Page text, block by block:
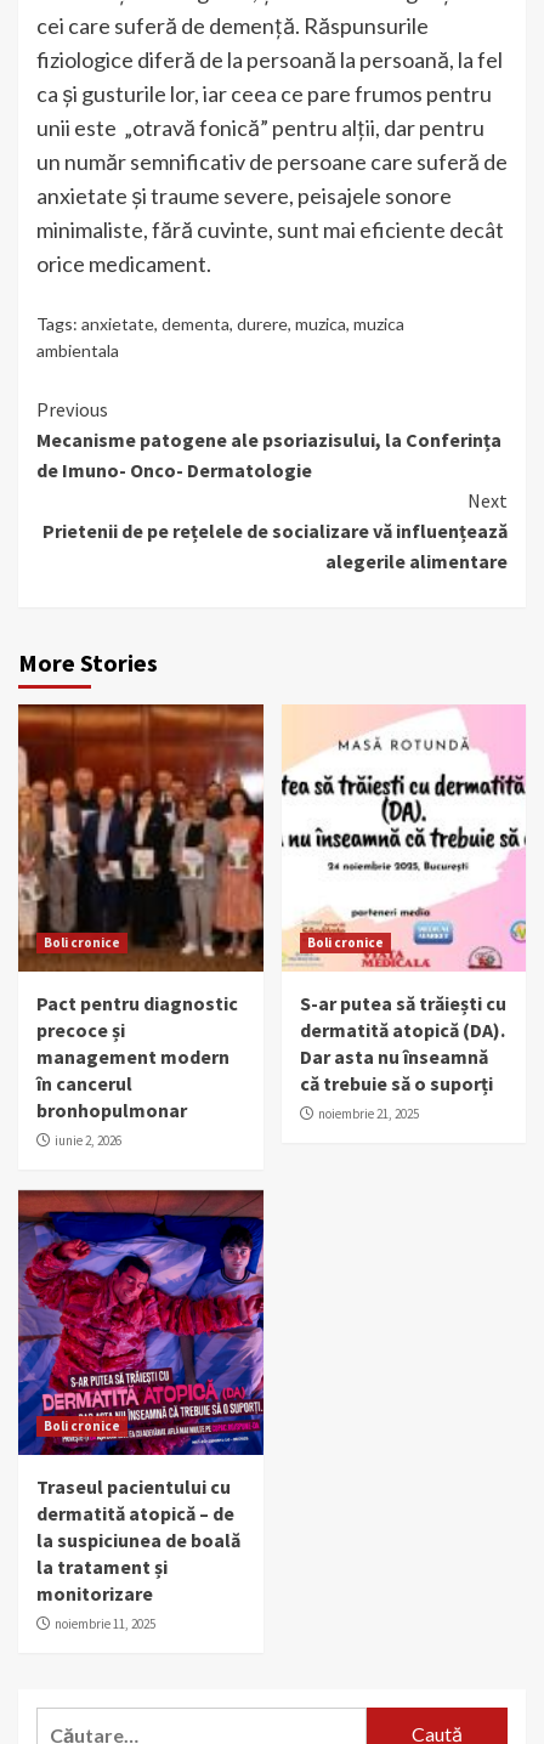
cei care suferă de demență. Răspunsurile
fiziologice diferă de la persoană la persoană, la fel
ca și gusturile lor, iar ceea ce pare frumos pentru
unii este „otravă fonică” pentru alții, dar pentru
un număr semnificativ de persoane care suferă de
anxietate și traume severe, peisajele sonore
minimaliste, fără cuvinte, sunt mai eficiente decât
orice medicament.
Tags: anxietate, dementa, durere, muzica, muzica
ambientala
Continue
Reading
Previous
Mecanisme patogene ale psoriazisului, la Conferința
de Imuno- Onco- Dermatologie
Next
Prietenii de pe rețelele de socializare vă influențează
alegerile alimentare
More Stories
Boli cronice
Pact pentru diagnostic
precoce și
management modern
în cancerul
bronhopulmonar
iunie 2, 2026
Boli cronice
S-ar putea să trăiești cu
dermatită atopică (DA).
Dar asta nu înseamnă
că trebuie să o suporți
noiembrie 21, 2025
Boli cronice
Traseul pacientului cu
dermatită atopică – de
la suspiciunea de boală
la tratament și
monitorizare
noiembrie 11, 2025